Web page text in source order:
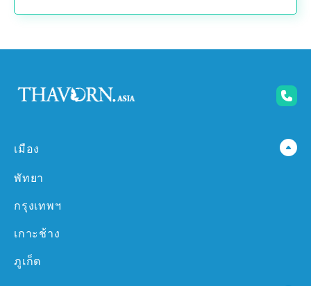
เมือง
พัทยา
กรุงเทพฯ
เกาะช้าง
ภูเก็ต